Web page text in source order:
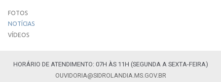
FOTOS
NOTÍCIAS
VÍDEOS
HORÁRIO DE ATENDIMENTO: 07H ÀS 11H (SEGUNDA A SEXTA-FEIRA)
OUVIDORIA@SIDROLANDIA.MS.GOV.BR